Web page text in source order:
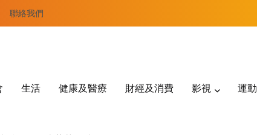
聯絡我們
生活 健康及醫療 財經及消費 影視 運動